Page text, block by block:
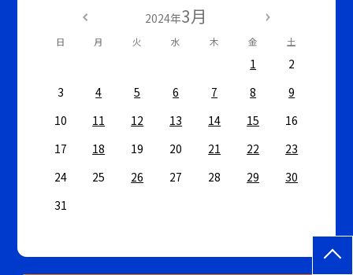
2024年3月
日 月 火 水 木 金 土
1
2
3
4 5 6 7 8
9
10
11 12 13 14 15
16
17
18 19 20 21 22
23
24
25 26 27 28 29
30
31